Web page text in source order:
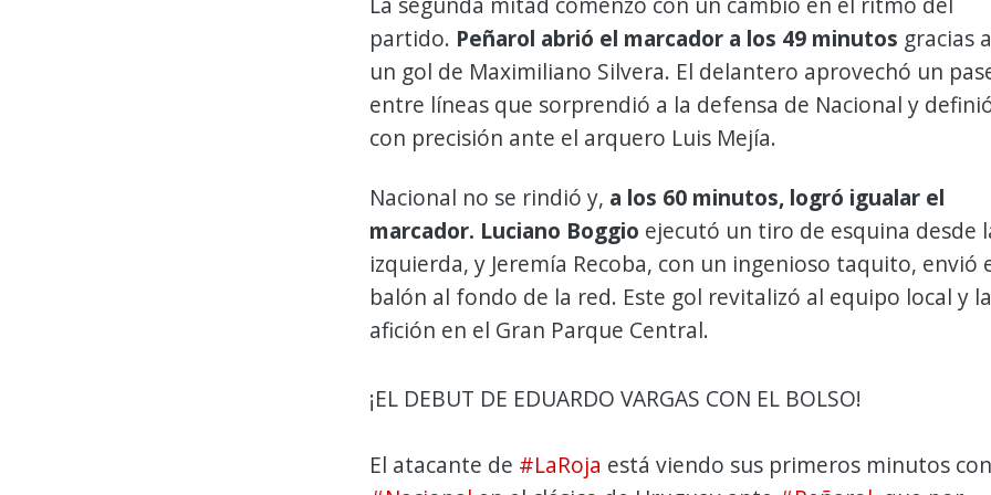
partido. Peñarol abrió el marcador a los 49 minutos gracias a
un gol de Maximiliano Silvera. El delantero aprovechó un
entre líneas que sorprendió a la defensa de Nacional y
con precisión ante el arquero Luis Mejía.
Nacional no se rindió y, a los 60 minutos, logró igualar el
marcador. Luciano Boggio ejecutó un tiro de esquina desde
izquierda, y Jeremía Recoba, con un ingenioso taquito, envió
balón al fondo de la red. Este gol revitalizó al equipo local y la
afición en el Gran Parque Central.
¡EL DEBUT DE EDUARDO VARGAS CON EL BOLSO!
El atacante de #LaRoja está viendo sus primeros minutos con